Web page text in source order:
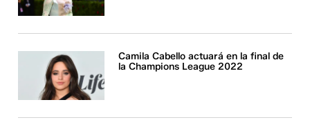
Camila Cabello actuará en la final de
la Champions League 2022